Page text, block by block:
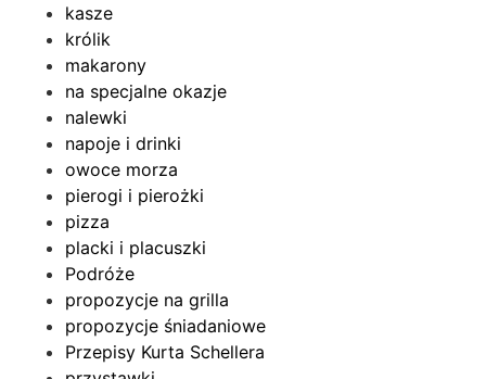
kasze
królik
makarony
na specjalne okazje
nalewki
napoje i drinki
owoce morza
pierogi i pierożki
pizza
placki i placuszki
Podróże
propozycje na grilla
propozycje śniadaniowe
Przepisy Kurta Schellera